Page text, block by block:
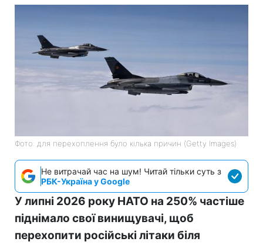
Фото: для перехоплення було кілька причин (Getty Images)
Не витрачай час на шум! Читай тільки суть з
РБК-Україна у Google
У липні 2026 року НАТО на 250% частіше
піднімало свої винищувачі, щоб
перехопити російські літаки біля